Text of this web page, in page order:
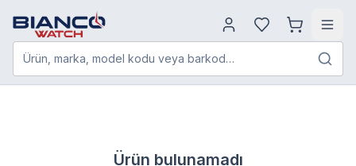
Ürün, marka, model kodu veya barkod…
Ürün bulunamadı